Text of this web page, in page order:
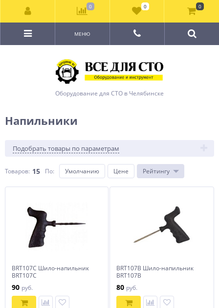
Оборудование для СТО в Челябинске
МЕНЮ
Напильники
Подобрать товары по параметрам
Товаров: 15 По: Умолчанию Цене Рейтингу
BRT107C Шило-напильник
BRT107C
90 руб.
BRT107B Шило-напильник
BRT107B
80 руб.
0 0 0